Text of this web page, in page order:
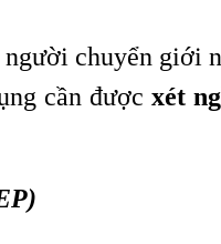
chuyển giới
cần đượcxét